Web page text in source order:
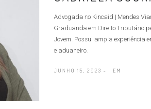
Advogada no Kincaid | Mendes
Graduanda em Direito Tributário
Jovem. Possui ampla experiência
e aduaneiro.
JUNHO 15, 2023 - EM